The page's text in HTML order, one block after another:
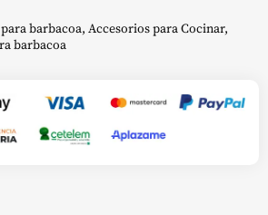
barbacoa, Accesorios para Cocinar,
barbacoa